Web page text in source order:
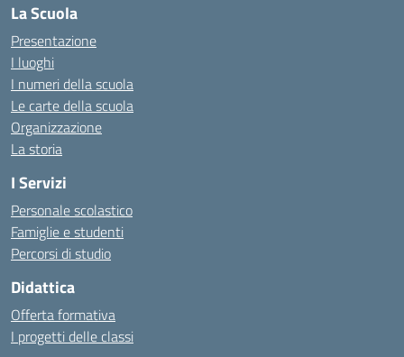
La Scuola
Presentazione
I luoghi
I numeri della scuola
Le carte della scuola
Organizzazione
La storia
I Servizi
Personale scolastico
Famiglie e studenti
Percorsi di studio
Didattica
Offerta formativa
I progetti delle classi